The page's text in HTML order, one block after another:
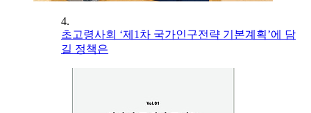
4.
초고령사회 ‘제1차 국가인구전략 기본계획’에 담
길 정책은